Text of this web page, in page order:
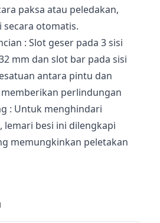
paksa atau peledakan,
otomatis.
: Slot geser pada 3 sisi
mm dan slot bar pada sisi
antara pintu dan
perlindungan
: Untuk menghindari
lemari besi ini dilengkapi
memungkinkan peletakan